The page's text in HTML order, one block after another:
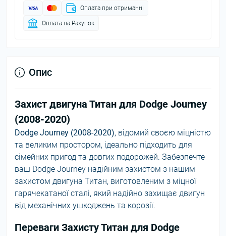
Оплата при отриманні
Оплата на Рахунок
Опис
Захист двигуна Титан для Dodge Journey
(2008-2020)
Dodge Journey (2008-2020), відомий своєю міцністю
та великим простором, ідеально підходить для
сімейних пригод та довгих подорожей. Забезпечте
ваш Dodge Journey надійним захистом з нашим
захистом двигуна Титан, виготовленим з міцної
гарячекатаної сталі, який надійно захищає двигун
від механічних ушкоджень та корозії.
Переваги Захисту Титан для Dodge